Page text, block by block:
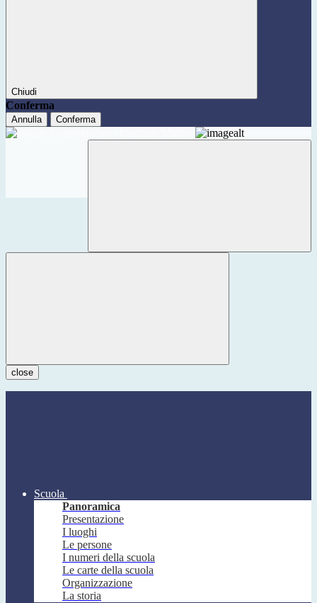
Chiudi
Conferma
Annulla Conferma
close
Scuola
Panoramica
Presentazione
I luoghi
Le persone
I numeri della scuola
Le carte della scuola
Organizzazione
La storia